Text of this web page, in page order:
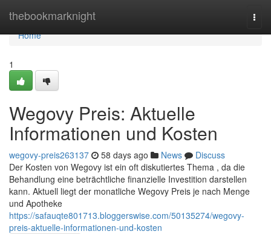
thebookmarknight
Home
Home
1
Wegovy Preis: Aktuelle
Informationen und Kosten
wegovy-preis263137 58 days ago News
Discuss
Der Kosten von Wegovy ist ein oft diskutiertes Thema , da die
Behandlung eine beträchtliche finanzielle Investition darstellen
kann. Aktuell liegt der monatliche Wegovy Preis je nach Menge
und Apotheke
https://safauqte801713.bloggerswise.com/50135274/wegovy-
preis-aktuelle-informationen-und-kosten